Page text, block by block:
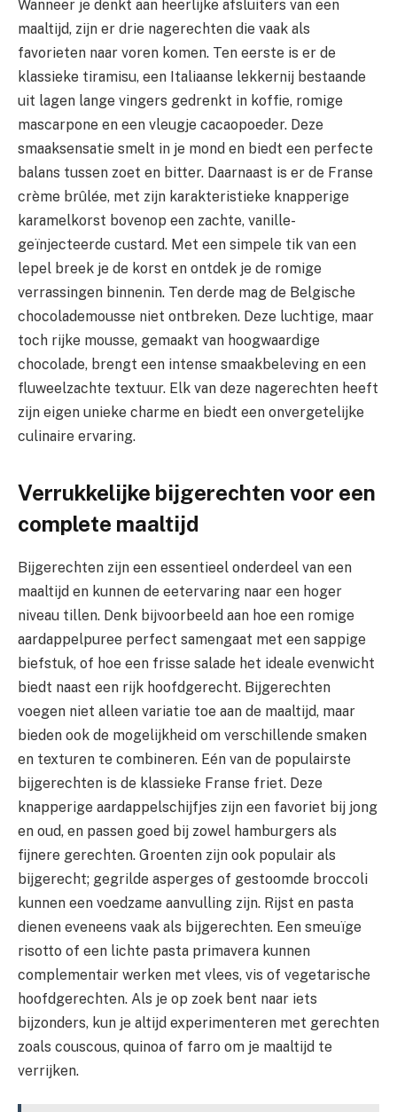
Wanneer je denkt aan heerlijke afsluiters van een
maaltijd, zijn er drie nagerechten die vaak als
favorieten naar voren komen. Ten eerste is er de
klassieke tiramisu, een Italiaanse lekkernij bestaande
uit lagen lange vingers gedrenkt in koffie, romige
mascarpone en een vleugje cacaopoeder. Deze
smaaksensatie smelt in je mond en biedt een perfecte
balans tussen zoet en bitter. Daarnaast is er de Franse
crème brûlée, met zijn karakteristieke knapperige
karamelkorst bovenop een zachte, vanille-
geïnjecteerde custard. Met een simpele tik van een
lepel breek je de korst en ontdek je de romige
verrassingen binnenin. Ten derde mag de Belgische
chocolademousse niet ontbreken. Deze luchtige, maar
toch rijke mousse, gemaakt van hoogwaardige
chocolade, brengt een intense smaakbeleving en een
fluweelzachte textuur. Elk van deze nagerechten heeft
zijn eigen unieke charme en biedt een onvergetelijke
culinaire ervaring.
Verrukkelijke bijgerechten voor een
complete maaltijd
Bijgerechten zijn een essentieel onderdeel van een
maaltijd en kunnen de eetervaring naar een hoger
niveau tillen. Denk bijvoorbeeld aan hoe een romige
aardappelpuree perfect samengaat met een sappige
biefstuk, of hoe een frisse salade het ideale evenwicht
biedt naast een rijk hoofdgerecht. Bijgerechten
voegen niet alleen variatie toe aan de maaltijd, maar
bieden ook de mogelijkheid om verschillende smaken
en texturen te combineren. Eén van de populairste
bijgerechten is de klassieke Franse friet. Deze
knapperige aardappelschijfjes zijn een favoriet bij jong
en oud, en passen goed bij zowel hamburgers als
fijnere gerechten. Groenten zijn ook populair als
bijgerecht; gegrilde asperges of gestoomde broccoli
kunnen een voedzame aanvulling zijn. Rijst en pasta
dienen eveneens vaak als bijgerechten. Een smeuïge
risotto of een lichte pasta primavera kunnen
complementair werken met vlees, vis of vegetarische
hoofdgerechten. Als je op zoek bent naar iets
bijzonders, kun je altijd experimenteren met gerechten
zoals couscous, quinoa of farro om je maaltijd te
verrijken.